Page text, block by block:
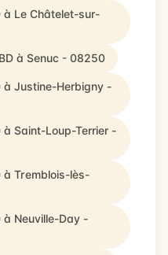
à Le Châtelet-sur-
à Senuc - 08250
à Justine-Herbigny -
Saint-Loup-Terrier -
à Tremblois-lès-
à Neuville-Day -